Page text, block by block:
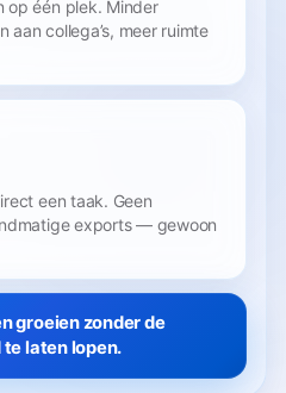
op één plek. Minder
aan collega’s, meer ruimte
een taak. Geen
exports — gewoon
groeien zonder de
laten lopen.